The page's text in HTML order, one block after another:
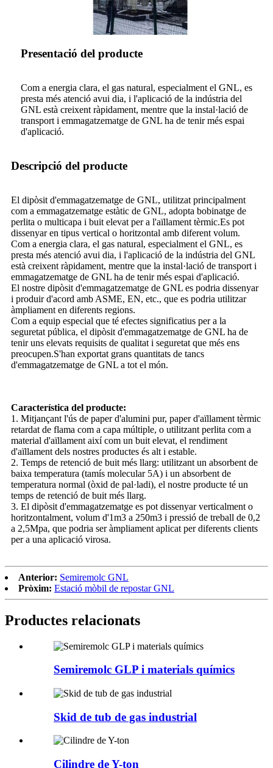
Presentació del producte
Com a energia clara, el gas natural, especialment el GNL, es
presta més atenció avui dia, i l'aplicació de la indústria del
GNL està creixent ràpidament, mentre que la instal·lació de
transport i emmagatzematge de GNL ha de tenir més espai
d'aplicació.
Descripció del producte
El dipòsit d'emmagatzematge de GNL, utilitzat principalment
com a emmagatzematge estàtic de GNL, adopta bobinatge de
perlita o multicapa i buit elevat per a l'aïllament tèrmic.Es pot
dissenyar en tipus vertical o horitzontal amb diferent volum.
Com a energia clara, el gas natural, especialment el GNL, es
presta més atenció avui dia, i l'aplicació de la indústria del GNL
està creixent ràpidament, mentre que la instal·lació de transport i
emmagatzematge de GNL ha de tenir més espai d'aplicació.
El nostre dipòsit d'emmagatzematge de GNL es podria dissenyar
i produir d'acord amb ASME, EN, etc., que es podria utilitzar
àmpliament en diferents regions.
Com a equip especial que té efectes significatius per a la
seguretat pública, el dipòsit d'emmagatzematge de GNL ha de
tenir uns elevats requisits de qualitat i seguretat que més ens
preocupen.S'han exportat grans quantitats de tancs
d'emmagatzematge de GNL a tot el món.
Característica del producte:
1. Mitjançant l'ús de paper d'alumini pur, paper d'aïllament tèrmic
retardat de flama com a capa múltiple, o utilitzant perlita com a
material d'aïllament així com un buit elevat, el rendiment
d'aïllament dels nostres productes és alt i estable.
2. Temps de retenció de buit més llarg: utilitzant un absorbent de
baixa temperatura (tamís molecular 5A) i un absorbent de
temperatura normal (òxid de pal·ladi), el nostre producte té un
temps de retenció de buit més llarg.
3. El dipòsit d'emmagatzematge es pot dissenyar verticalment o
horitzontalment, volum d'1m3 a 250m3 i pressió de treball de 0,2
a 2,5Mpa, que podria ser àmpliament aplicat per diferents clients
per a una aplicació virosa.
Anterior: Semiremolc GNL
Pròxim: Estació mòbil de repostar GNL
Productes relacionats
Semiremolc GLP i materials químics
Skid de tub de gas industrial
Cilindre de Y-ton